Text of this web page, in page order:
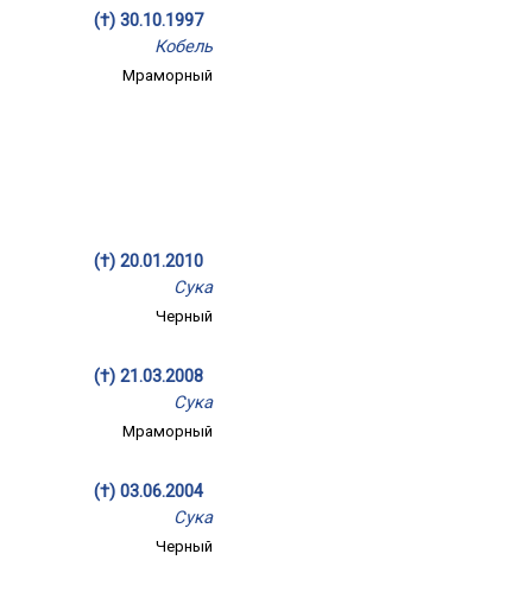
(†) 30.10.1997
Кобель
Мраморный
(†) 20.01.2010
Сука
Черный
(†) 21.03.2008
Сука
Мраморный
(†) 03.06.2004
Сука
Черный